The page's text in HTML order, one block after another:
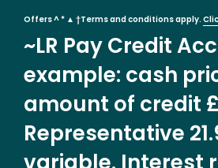
Offers ^ * ▲ †Terms and conditions apply.
~LR Pay Credit
example: cash
amount of credit
Representative